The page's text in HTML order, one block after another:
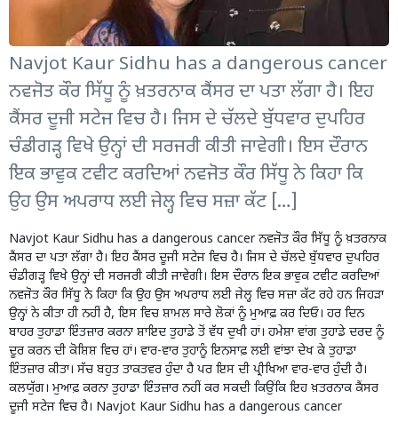
Navjot Kaur Sidhu has a dangerous cancer
ਨਵਜੋਤ ਕੌਰ ਸਿੱਧੂ ਨੂੰ ਖ਼ਤਰਨਾਕ ਕੈਂਸਰ ਦਾ ਪਤਾ ਲੱਗਾ ਹੈ। ਇਹ
ਕੈਂਸਰ ਦੂਜੀ ਸਟੇਜ ਵਿਚ ਹੈ। ਜਿਸ ਦੇ ਚੱਲਦੇ ਬੁੱਧਵਾਰ ਦੁਪਹਿਰ
ਚੰਡੀਗੜ੍ਹ ਵਿਖੇ ਉਨ੍ਹਾਂ ਦੀ ਸਰਜਰੀ ਕੀਤੀ ਜਾਵੇਗੀ। ਇਸ ਦੌਰਾਨ
ਇਕ ਭਾਵੁਕ ਟਵੀਟ ਕਰਦਿਆਂ ਨਵਜੋਤ ਕੌਰ ਸਿੱਧੂ ਨੇ ਕਿਹਾ ਕਿ
ਉਹ ਉਸ ਅਪਰਾਧ ਲਈ ਜੇਲ੍ਹ ਵਿਚ ਸਜ਼ਾ ਕੱਟ […]
Navjot Kaur Sidhu has a dangerous cancer ਨਵਜੋਤ ਕੌਰ ਸਿੱਧੂ ਨੂੰ ਖ਼ਤਰਨਾਕ
ਕੈਂਸਰ ਦਾ ਪਤਾ ਲੱਗਾ ਹੈ। ਇਹ ਕੈਂਸਰ ਦੂਜੀ ਸਟੇਜ ਵਿਚ ਹੈ। ਜਿਸ ਦੇ ਚੱਲਦੇ ਬੁੱਧਵਾਰ ਦੁਪਹਿਰ
ਚੰਡੀਗੜ੍ਹ ਵਿਖੇ ਉਨ੍ਹਾਂ ਦੀ ਸਰਜਰੀ ਕੀਤੀ ਜਾਵੇਗੀ। ਇਸ ਦੌਰਾਨ ਇਕ ਭਾਵੁਕ ਟਵੀਟ ਕਰਦਿਆਂ
ਨਵਜੋਤ ਕੌਰ ਸਿੱਧੂ ਨੇ ਕਿਹਾ ਕਿ ਉਹ ਉਸ ਅਪਰਾਧ ਲਈ ਜੇਲ੍ਹ ਵਿਚ ਸਜ਼ਾ ਕੱਟ ਰਹੇ ਹਨ ਜਿਹੜਾ
ਉਨ੍ਹਾਂ ਨੇ ਕੀਤਾ ਹੀ ਨਹੀਂ ਹੈ, ਇਸ ਵਿਚ ਸ਼ਾਮਲ ਸਾਰੇ ਲੋਕਾਂ ਨੂੰ ਮੁਆਫ਼ ਕਰ ਦਿਓ। ਹਰ ਦਿਨ
ਬਾਹਰ ਤੁਹਾਡਾ ਇੰਤਜ਼ਾਰ ਕਰਨਾ ਸ਼ਾਇਦ ਤੁਹਾਡੇ ਤੋਂ ਵੱਧ ਦੁਖੀ ਹਾਂ। ਹਮੇਸ਼ਾ ਵਾਂਗ ਤੁਹਾਡੇ ਦਰਦ ਨੂੰ
ਦੂਰ ਕਰਨ ਦੀ ਕੋਸ਼ਿਸ਼ ਵਿਚ ਹਾਂ। ਵਾਰ-ਵਾਰ ਤੁਹਾਨੂੰ ਇਨਸਾਫ਼ ਲਈ ਵਾਂਝਾ ਦੇਖ ਕੇ ਤੁਹਾਡਾ
ਇੰਤਜ਼ਾਰ ਕੀਤਾ। ਸੱਚ ਬਹੁਤ ਤਾਕਤਵਰ ਹੁੰਦਾ ਹੈ ਪਰ ਇਸ ਦੀ ਪ੍ਰੀਖਿਆ ਵਾਰ-ਵਾਰ ਹੁੰਦੀ ਹੈ।
ਕਲਯੁੱਗ। ਮੁਆਫ਼ ਕਰਨਾ ਤੁਹਾਡਾ ਇੰਤਜ਼ਾਰ ਨਹੀਂ ਕਰ ਸਕਦੀ ਕਿਉਂਕਿ ਇਹ ਖ਼ਤਰਨਾਕ ਕੈਂਸਰ
ਦੂਜੀ ਸਟੇਜ ਵਿਚ ਹੈ। Navjot Kaur Sidhu has a dangerous cancer